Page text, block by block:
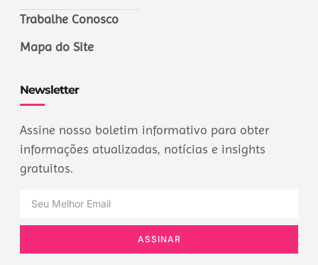
Trabalhe Conosco
Mapa do Site
Newsletter
Assine nosso boletim informativo para obter
informações atualizadas, notícias e insights
gratuitos.
ASSINAR